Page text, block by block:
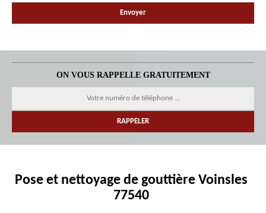
ON VOUS RAPPELLE GRATUITEMENT
Pose et nettoyage de gouttière Voinsles
77540